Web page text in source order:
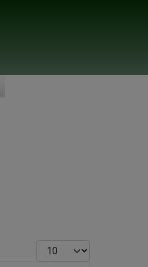
Tételek #